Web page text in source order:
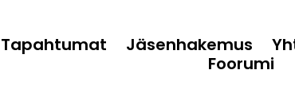
Tapahtumat Jäsenhakemus
Foorumi